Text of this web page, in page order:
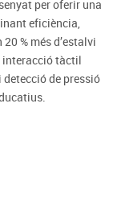
per oferir una
eficiència,
% més d’estalvi
interacció tàctil
de pressió